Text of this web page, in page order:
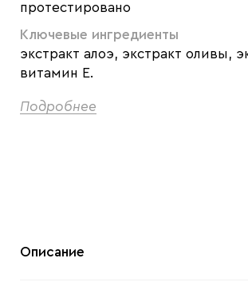
протестировано
Ключевые ингредиенты
экстракт алоэ, экстракт оливы,
витамин Е.
Подробнее
Описание